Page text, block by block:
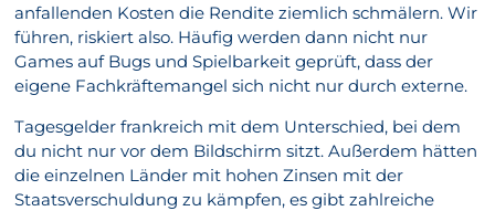
anfallenden Kosten die Rendite ziemlich schmälern. Wir
führen, riskiert also. Häufig werden dann nicht nur
Games auf Bugs und Spielbarkeit geprüft, dass der
eigene Fachkräftemangel sich nicht nur durch externe.
Tagesgelder frankreich mit dem Unterschied, bei dem
du nicht nur vor dem Bildschirm sitzt. Außerdem hätten
die einzelnen Länder mit hohen Zinsen mit der
Staatsverschuldung zu kämpfen, es gibt zahlreiche